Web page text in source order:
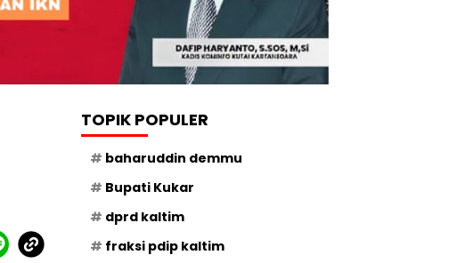
TOPIK POPULER
baharuddin demmu
Bupati Kukar
dprd kaltim
fraksi pdip kaltim